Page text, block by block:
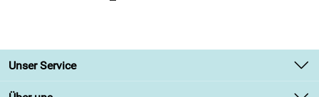
Unser Service
Kontakt